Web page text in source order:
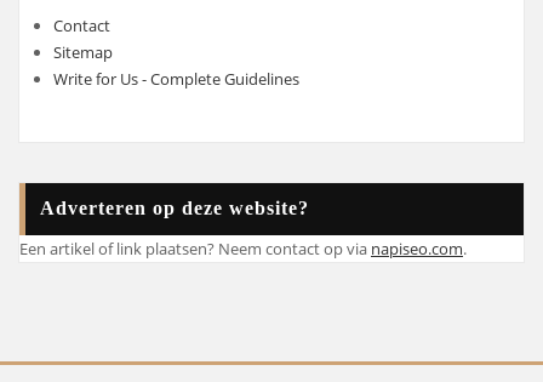
Contact
Sitemap
Write for Us - Complete Guidelines
Adverteren op deze website?
Een artikel of link plaatsen? Neem contact op via napiseo.com.